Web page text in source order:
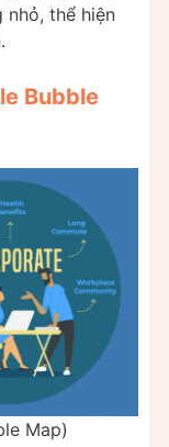
nhỏ, thể hiện
Bubble
Map)